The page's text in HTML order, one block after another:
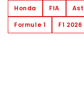
Honda FIA
Formule 1
F1 2026